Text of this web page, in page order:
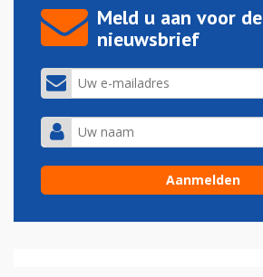
Meld u aan voor de
nieuwsbrief